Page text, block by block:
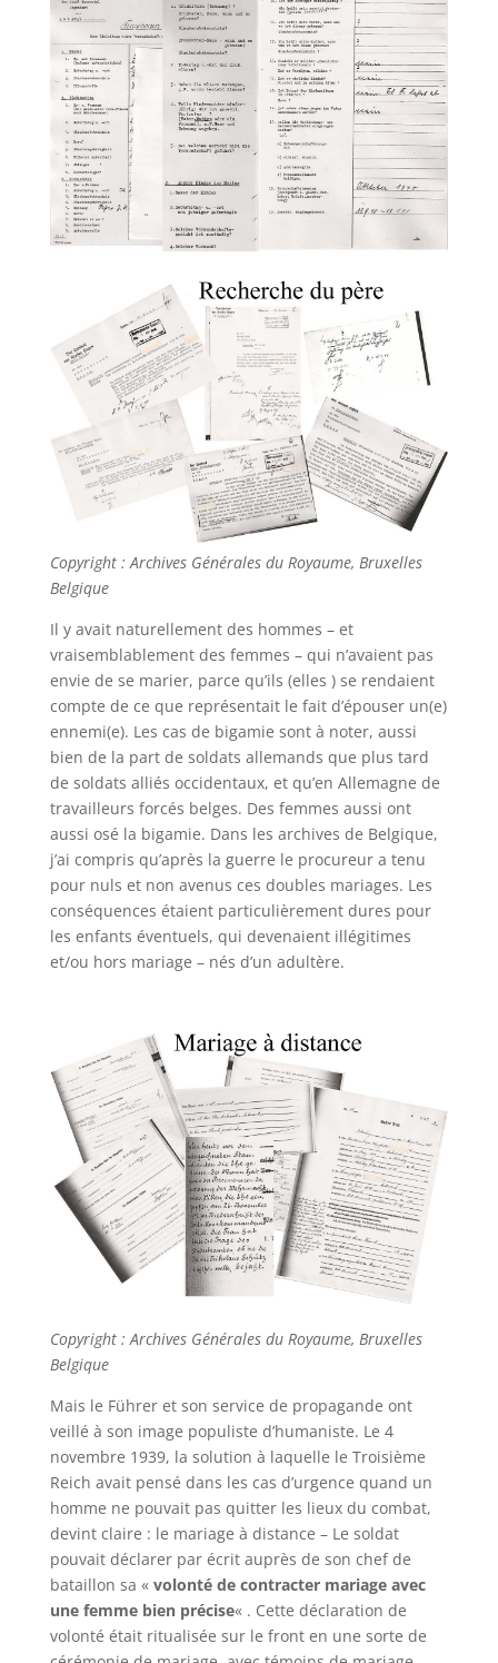
Copyright : Archives Générales du Royaume, Bruxelles
Belgique
Il y avait naturellement des hommes – et
vraisemblablement des femmes – qui n’avaient pas
envie de se marier, parce qu’ils (elles ) se rendaient
compte de ce que représentait le fait d’épouser un(e)
ennemi(e). Les cas de bigamie sont à noter, aussi
bien de la part de soldats allemands que plus tard
de soldats alliés occidentaux, et qu’en Allemagne de
travailleurs forcés belges. Des femmes aussi ont
aussi osé la bigamie. Dans les archives de Belgique,
j’ai compris qu’après la guerre le procureur a tenu
pour nuls et non avenus ces doubles mariages. Les
conséquences étaient particulièrement dures pour
les enfants éventuels, qui devenaient illégitimes
et/ou hors mariage – nés d’un adultère.
Copyright : Archives Générales du Royaume, Bruxelles
Belgique
Mais le Führer et son service de propagande ont
veillé à son image populiste d’humaniste. Le 4
novembre 1939, la solution à laquelle le Troisième
Reich avait pensé dans les cas d’urgence quand un
homme ne pouvait pas quitter les lieux du combat,
devint claire : le mariage à distance – Le soldat
pouvait déclarer par écrit auprès de son chef de
bataillon sa « volonté de contracter mariage avec
une femme bien précise« . Cette déclaration de
volonté était ritualisée sur le front en une sorte de